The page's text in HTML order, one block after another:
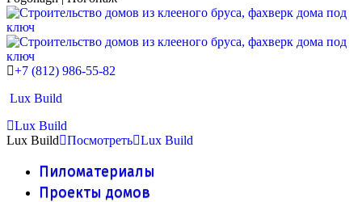
+7 (812) 986-55-82
Lux Build
Lux Build
Lux Build
Посмотреть Lux Build
Пиломатериалы
Проекты домов